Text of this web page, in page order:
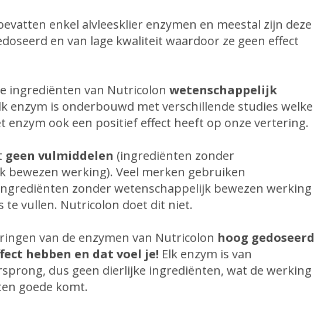
enkel alvleesklier enzymen en meestal zijn deze
en van lage kwaliteit waardoor ze geen effect
ingrediënten van Nutricolon wetenschappelijk
enzym is onderbouwd met verschillende studies welke
enzym ook een positief effect heeft op onze vertering.
geen vulmiddelen (ingrediënten zonder
bewezen werking). Veel merken gebruiken
zonder wetenschappelijk bewezen werking
te vullen. Nutricolon doet dit niet.
van de enzymen van Nutricolon hoog gedoseerd
hebben en dat voel je! Elk enzym is van
dus geen dierlijke ingrediënten, wat de werking
goede komt.